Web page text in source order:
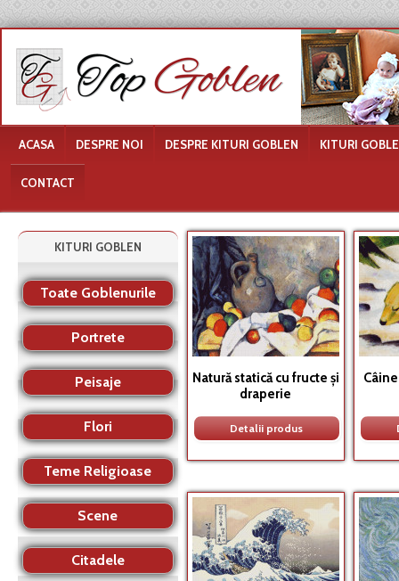
ACASA DESPRE NOI DESPRE KITURI GOBLEN KITURI
CONTACT
Natură statică cu fructe şi
draperie
Detalii produs
KITURI GOBLEN
Toate Goblenurile
Portrete
Peisaje
Flori
Teme Religioase
Scene
Citadele